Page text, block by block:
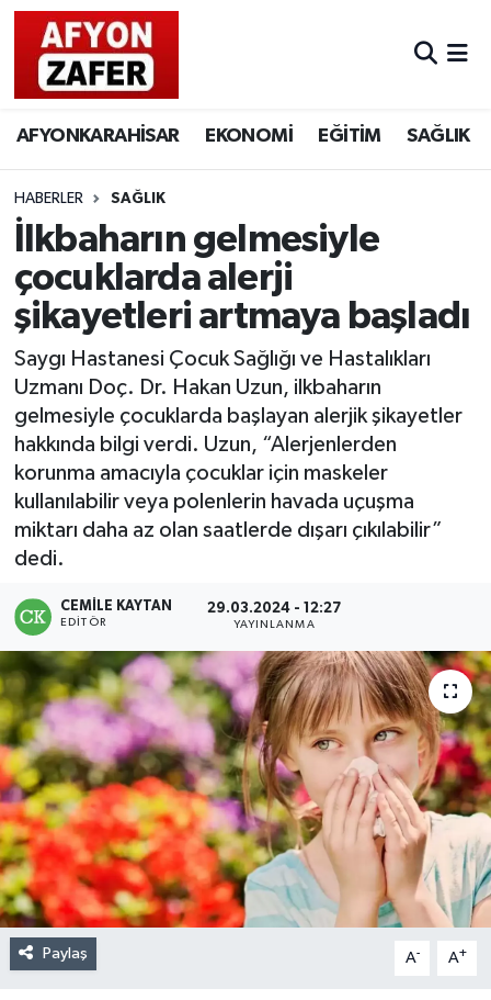
AFYONKARAHİSAR EKONOMİ EĞİTİM SAĞLIK
HABERLER SAĞLIK
İlkbaharın gelmesiyle
çocuklarda alerji
şikayetleri artmaya başladı
Saygı Hastanesi Çocuk Sağlığı ve Hastalıkları
Uzmanı Doç. Dr. Hakan Uzun, ilkbaharın
gelmesiyle çocuklarda başlayan alerjik şikayetler
hakkında bilgi verdi. Uzun, “Alerjenlerden
korunma amacıyla çocuklar için maskeler
kullanılabilir veya polenlerin havada uçuşma
miktarı daha az olan saatlerde dışarı çıkılabilir”
dedi.
CEMILE KAYTAN
EDITÖR
29.03.2024 - 12:27
YAYINLANMA
Paylaş A- A+